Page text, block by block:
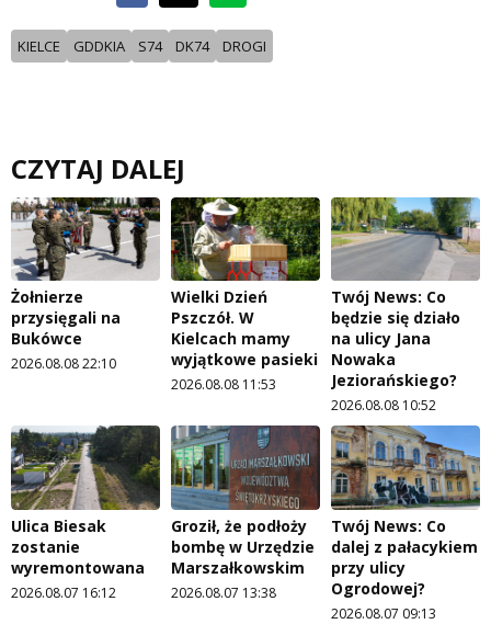
KIELCE GDDKIA S74 DK74 DROGI
CZYTAJ DALEJ
Żołnierze
przysięgali na
Bukówce
2026.08.08 22:10
Wielki Dzień
Pszczół. W
Kielcach mamy
wyjątkowe pasieki
2026.08.08 11:53
Twój News: Co
będzie się działo
na ulicy Jana
Nowaka
Jeziorańskiego?
2026.08.08 10:52
Ulica Biesak
zostanie
wyremontowana
2026.08.07 16:12
Groził, że podłoży
bombę w Urzędzie
Marszałkowskim
2026.08.07 13:38
Twój News: Co
dalej z pałacykiem
przy ulicy
Ogrodowej?
2026.08.07 09:13